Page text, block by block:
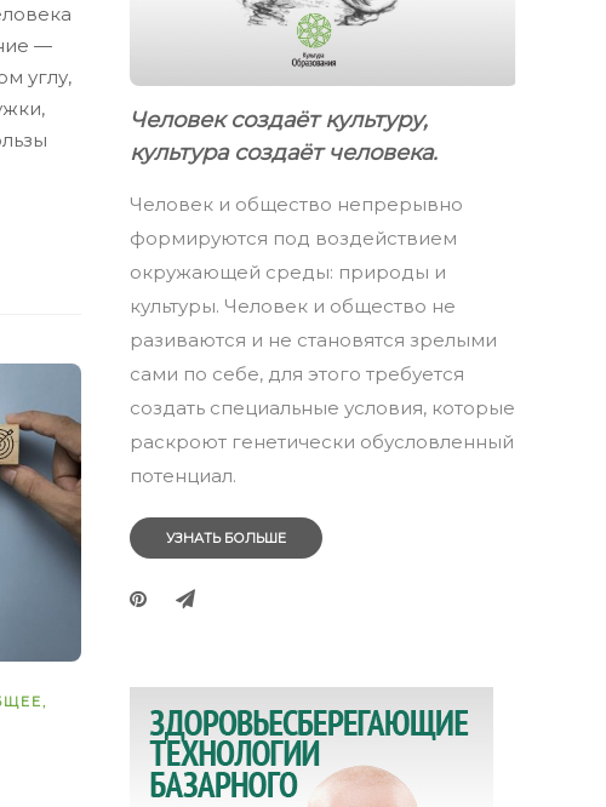
—
углу,
,
Человек создаёт культуру,
культура создаёт человека.
Человек и общество непрерывно
формируются под воздействием
окружающей среды: природы и
культуры. Человек и общество не
разиваются и не становятся зрелыми
сами по себе, для этого требуется
создать специальные условия, которые
раскроют генетически обусловленный
потенциал.
УЗНАТЬ БОЛЬШЕ